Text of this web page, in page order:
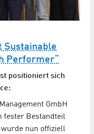
Sustainable
Performer“
positioniert sich
GmbH
fester Bestandteil
nun offiziell